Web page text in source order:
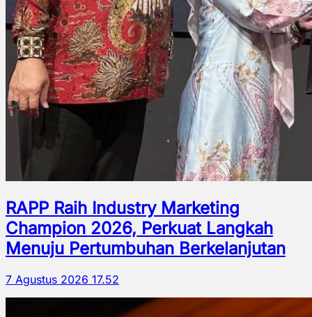
RAPP Raih Industry Marketing
Champion 2026, Perkuat Langkah
Menuju Pertumbuhan Berkelanjutan
7 Agustus 2026 17.52